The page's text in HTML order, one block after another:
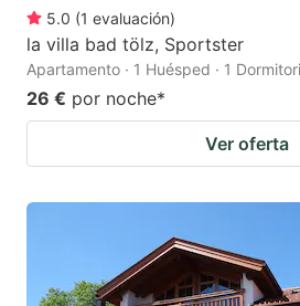
5.0 (1 evaluación)
la villa bad tölz, Sportster
Apartamento · 1 Huésped · 1
26 € por noche*
Ver oferta